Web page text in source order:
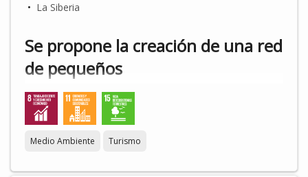
• La Siberia
Se propone la creación de una red
de pequeños
embarcaderos/plataformas
flotantes en puntos de interés de
los embalses de La Siberia (Cijara,
Medio Ambiente Turismo